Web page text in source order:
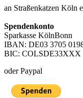
an Straßenkatzen Köln
Spendenkonto
Sparkasse KölnBonn
IBAN: DE03 3705
BIC: COLSDE33XXX
oder Paypal